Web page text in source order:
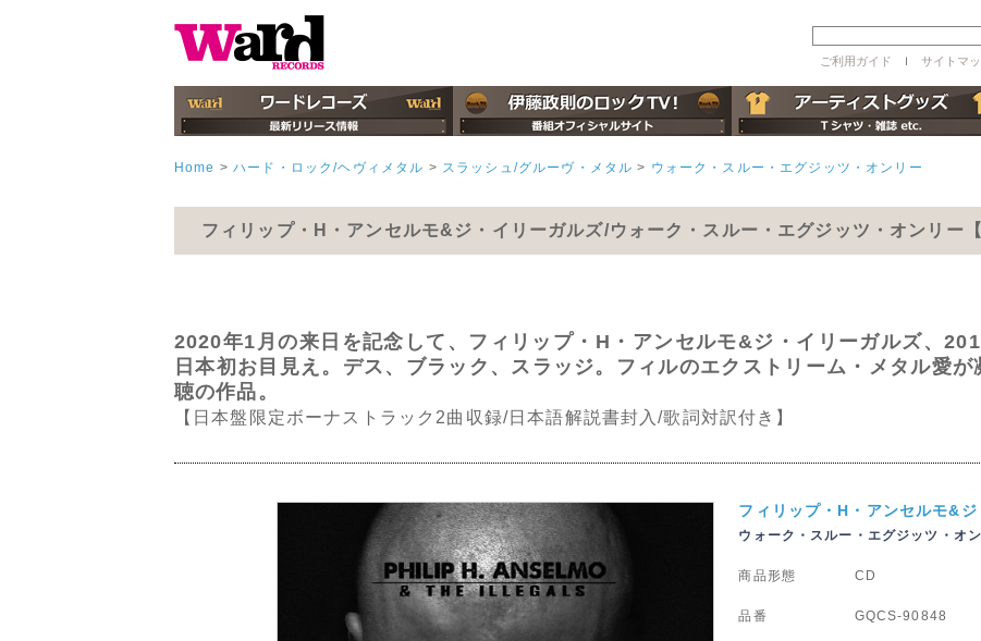
ご利用ガイド ｌ サイトマ
Home > ハード・ロック/ヘヴィメタル > スラッシュ/グルーヴ・メタル > ウォーク・スルー・エグジッツ・オンリー
フィリップ・H・アンセルモ&ジ・イリーガルズ/ウォーク・スルー・エグジッツ・オンリー【
2020年1月の来日を記念して、フィリップ・H・アンセルモ&ジ・イリーガルズ、
日本初お目見え。デス、ブラック、スラッジ。フィルのエクストリーム・メタル愛
聴の作品。
【日本盤限定ボーナストラック2曲収録/日本語解説書封入/歌詞対訳付き】
フィリップ・H・アンセルモ&
ウォーク・スルー・エグジッツ・オ
商品形態 CD
品番 GQCS-90848